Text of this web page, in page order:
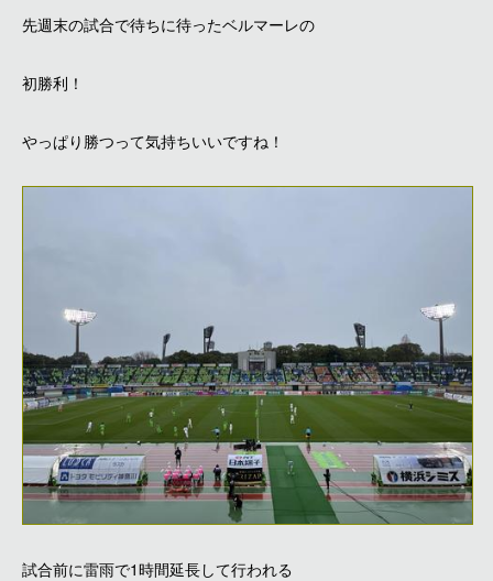
先週末の試合で待ちに待ったベルマーレの
初勝利！
やっぱり勝つって気持ちいいですね！
試合前に雷雨で1時間延長して行われる